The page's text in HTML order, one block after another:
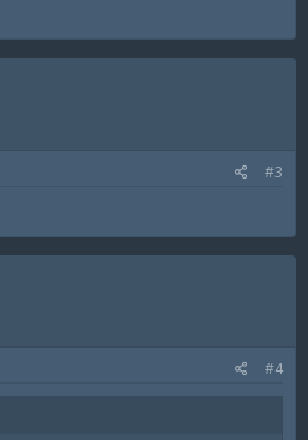
#3
#4